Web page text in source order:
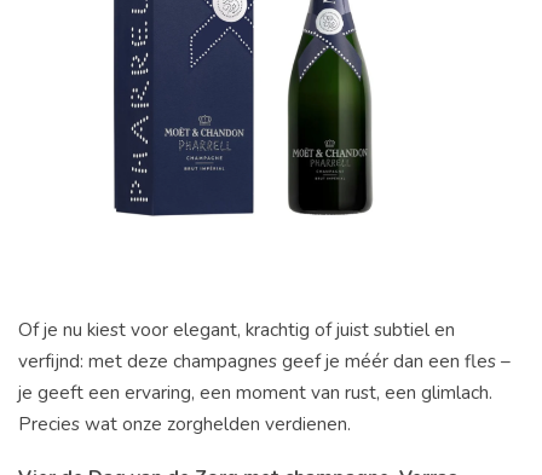
Ofje nu kiestvoorelegant, krachtig ofjuistsubtielen
verfijnd: metdeze champagnesgeefje méérdan een fles –
je geefteen ervaring, een momentvan rust, een glimlach.
Precieswatonze zorghelden verdienen.